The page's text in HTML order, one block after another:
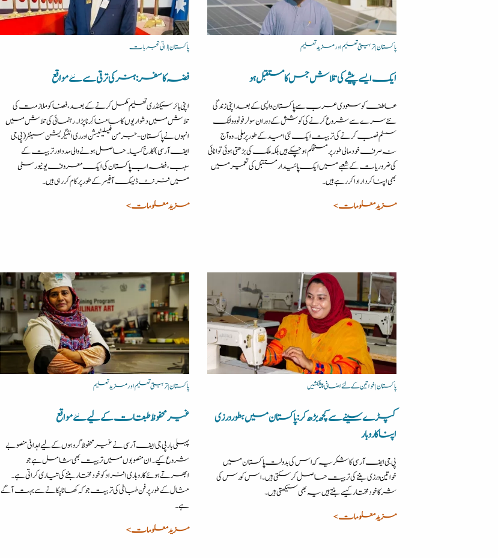
پاکستان | تربیتی تعلیم اور مزید تعلیم
ایک ایسے پیشے کی تلاش جس کا مستقبل ہو
عاطف کو سعودی عرب سے پاکستان واپسی کے بعد اپنی زندگی
نئے سرے سے شروع کرنے کی کوشش کے دوران سولر فوٹو وولٹک
سسٹم نصب کرنے کی تربیت ایک نئی امید کے طور پرملی۔ وہ آج
نہ صرف خود مالی طور پر مستحکم ہو چکے ہیں بلکہ ملک کی بڑھتی ہوئی توانائی
کی ضروریات کے شعبے میں ایک پائیدار مستقبل کی تعمیر میں
بھی اپنا کردار ادا کر رہے ہیں۔
مزید معلومات >
پاکستان | ذاتی تجربات
فضہ کا سفر: ہنر کی ترقی سے نئے مواقع
اپنی ہائر سیکنڈری تعلیم مکمل کرنے کے بعد، فضا کو ملازمت کی
تلاش میں دشواریوں کا سامنا کِرنا پڑا۔ رہنمائی کی تلاش میں
انہوں نے پاکستان-جرمن فیسلیٹیشن اور ری انٹیگریشن سینٹر (پی جی
ایف آر سی) کا رخ کیا۔ حاصل ہونے والی مدد اور تربیت کے
سبب، فضہ اب پاکستان کی ایک معروف یونیورسٹی
میں فرنٹ ڈیسک آفیسر کے طور پر کام کر رہی ہیں۔
مزید معلومات >
پاکستان | خواتین کے لئے اضافی پیشکشیں
کپڑے سینے سے کچھ بڑھ کر: پاکستان میں بطور درزی
اپنا کاروبار
پی جی ایف آر سی کا شکریہ کہ اس کی بدولت پاکستان میں
خواتین درزی بننے کی تربیت حاصل کرسکتی ہیں۔ اس کورس کی
شرکا خودمختار کیسے بنتے ہیں یہ بھی سیکھتی ہیں۔
مزید معلومات >
پاکستان | تربیتی تعلیم اور مزید تعلیم
غیرمحفوظ طبقات کے لیے نئے مواقع
پہلی بار پی جی ایف آر سی نے غیر محفوظ گروہوں کے لیے اہدافی منصوبے
شروع کیے۔ ان منصوبوں میں تربیت بھی شامل ہے جو
ابھرتے ہوئے کاروباری افراد کو خودمختار بننے کی تیاری کراتی ہے۔
مثال کے طور پر فن طباخی کی تربیت جو کہ کھانا پکانے سے بہت آگے
ہے۔
مزید معلومات >